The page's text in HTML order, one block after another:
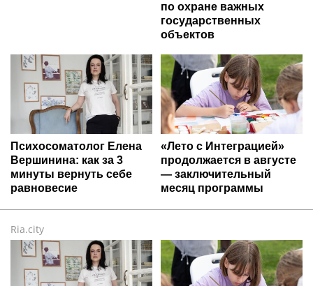
по охране важных
государственных
объектов
Психосоматолог Елена
Вершинина: как за 3
минуты вернуть себе
равновесие
«Лето с Интеграцией»
продолжается в августе
— заключительный
месяц программы
Ria.city